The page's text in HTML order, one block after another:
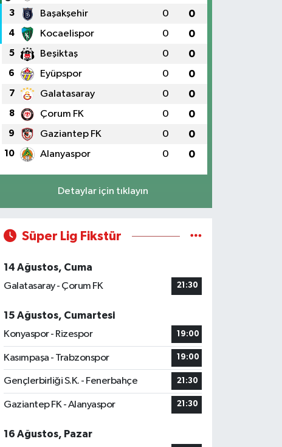
3 Başakşehir 0 0
4 Kocaelispor 0 0
5 Beşiktaş 0 0
6 Eyüpspor 0 0
7 Galatasaray 0 0
8 Çorum FK 0 0
9 Gaziantep FK 0 0
10 Alanyaspor 0 0
Detaylar için tıklayın
Süper Lig Fikstür
14 Ağustos, Cuma
Galatasaray - Çorum FK
21:30
15 Ağustos, Cumartesi
Konyaspor - Rizespor
19:00
Kasımpaşa - Trabzonspor 19:00
Gençlerbirliği S.K. - Fenerbahçe 21:30
Gaziantep FK - Alanyaspor 21:30
16 Ağustos, Pazar